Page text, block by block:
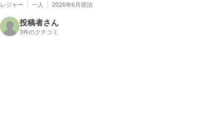
レジャー 一人 2026年6月宿泊
投稿者さん
3件のクチコミ